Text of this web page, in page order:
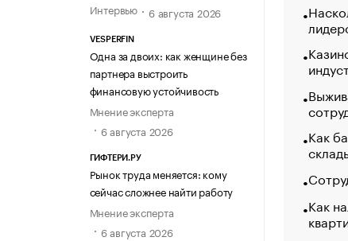
Интервью
6 августа 2026
VESPERFIN
Одна за двоих: как женщине без
партнера выстроить
финансовую устойчивость
Мнение эксперта
6 августа 2026
ГИФТЕРИ.РУ
Рынок труда меняется: кому
сейчас сложнее найти работу
Мнение эксперта
6 августа 2026
Как
Как